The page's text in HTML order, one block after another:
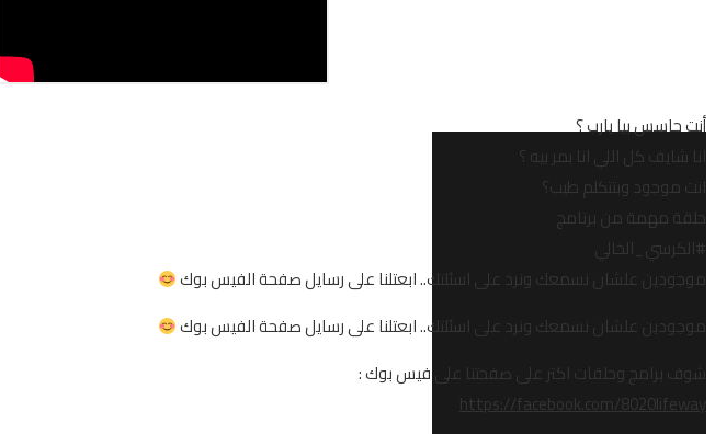
أنت حاسس بيا يارب ؟
انا شايف كل اللي انا بمر بيه ؟
انت موجود وبتتكلم طيب؟
حلقة مهمة من برنامج
#الكرسي_الخالي
موجودين علشان نسمعك ونرد على اسئلتك.. ابعتلنا على رسايل صفحة الفيس بوك
موجودين علشان نسمعك ونرد على اسئلتك.. ابعتلنا على رسايل صفحة الفيس بوك
شوف برامج وحلقات اكتر على صفحتنا على فيس بوك :
https://facebook.com/8020lifeway